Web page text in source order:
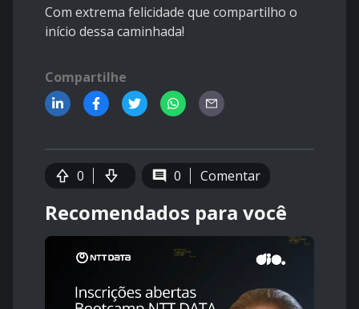
Com extrema felicidade que compartilho o
início dessa caminhada!
Compartilhe
0 0 Comentar
Recomendados para você